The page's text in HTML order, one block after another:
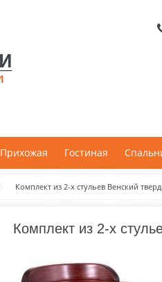
Прихожая Гостиная
Комплект из 2-х стульев Венский
Комплект из 2-х